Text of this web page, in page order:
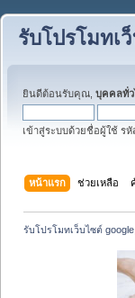
รับโปรโมทเ
ยินดีต้อนรับคุณ, บุคคลทั่ว
เข้าสู่ระบบด้วยชื่อผู้ใช้ ร
หน้าแรก ช่วยเหลือ
รับโปรโมทเว็บไซต์